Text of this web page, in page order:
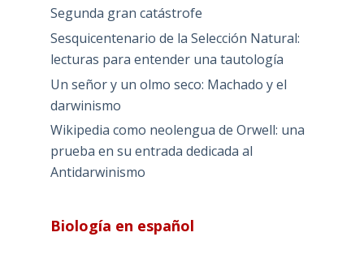
Segunda gran catástrofe
Sesquicentenario de la Selección Natural:
lecturas para entender una tautología
Un señor y un olmo seco: Machado y el
darwinismo
Wikipedia como neolengua de Orwell: una
prueba en su entrada dedicada al
Antidarwinismo
Biología en español